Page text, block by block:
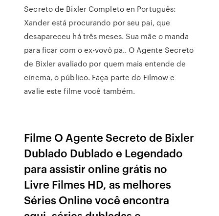
Secreto de Bixler Completo en Português:
Xander está procurando por seu pai, que
desapareceu há três meses. Sua mãe o manda
para ficar com o ex-vovô pa.. O Agente Secreto
de Bixler avaliado por quem mais entende de
cinema, o público. Faça parte do Filmow e
avalie este filme você também.
Filme O Agente Secreto de Bixler
Dublado Dublado e Legendado
para assistir online grátis no
Livre Filmes HD, as melhores
Séries Online você encontra